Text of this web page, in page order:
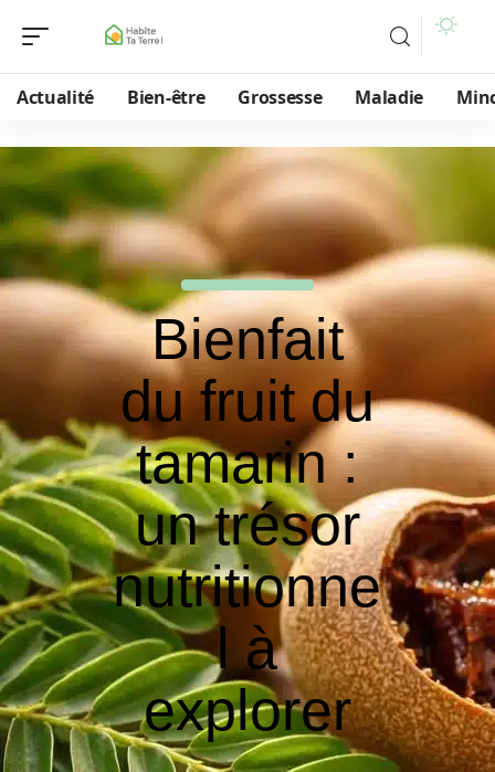
Actualité Bien-être Grossesse Maladie
Bienfait
du fruit du
tamarin :
un trésor
nutritionne
l à
explorer